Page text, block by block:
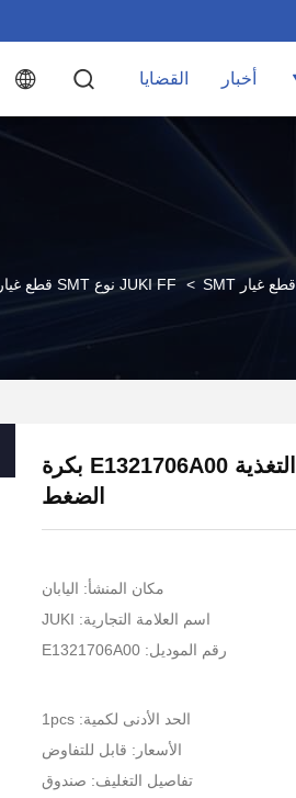
أخبار القضايا
قطع غيار SMT > JUKI FF نوع SMT قطع غيار وحدة التغذية E1321706A00 بكرة الضغط
JUKI FF نوع SMT قطع غيار وحدة التغذية E1321706A00 بكرة
الضغط
مكان المنشأ: اليابان
اسم العلامة التجارية: JUKI
رقم الموديل: E1321706A00
الحد الأدنى لكمية: 1pcs
الأسعار: قابل للتفاوض
تفاصيل التغليف: صندوق